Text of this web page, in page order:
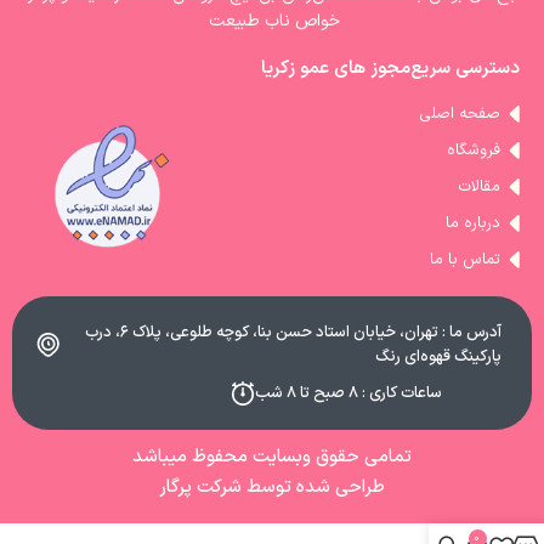
خواص ناب طبیعت
دسترسی سریعمجوز های عمو زکریا
صفحه اصلی
فروشگاه
مقالات
درباره ما
تماس با ما
آدرس ما : تهران، خیابان استاد حسن بنا، کوچه طلوعی، پلاک ۶، درب
پارکینگ قهوه‌ای رنگ
ساعات کاری : ۸ صبح تا ۸ شب
تمامی حقوق وبسایت محفوظ میباشد
طراحی شده توسط شرکت پرگار
0